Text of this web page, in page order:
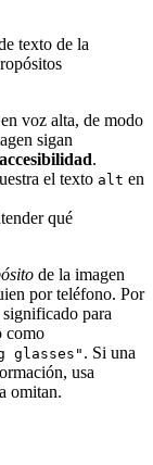
texto de la
en voz alta, de modo
sigan
accesibilidad.
el texto alt en
qué
de la imagen
por teléfono. Por
para
como
glasses" . Si una
usa
omitan.